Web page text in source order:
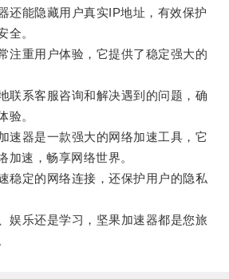
能隐藏用户真实IP地址，有效保护
全。
重用户体验，它提供了稳定强大的
系客服咨询和解决遇到的问题，确
验。
器是一款强大的网络加速工具，它
加速，畅享网络世界。
定的网络连接，还保护用户的隐私
乐还是学习，坚果加速器都是您旅